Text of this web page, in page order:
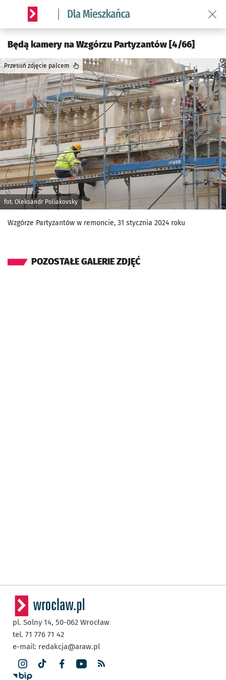
Serwis informacyjny wroclaw.pl podserwis: Dla mieszkańca
Będą kamery na Wzgórzu Partyzantów [4/66]
fot. Oleksandr Poliakovsky
Przesuń zdjęcie palcem
Wzgórze Partyzantów w remoncie, 31 stycznia 2024 roku
POZOSTAŁE GALERIE ZDJĘĆ
pl. Solny 14, 50-062 Wrocław
tel. 71 776 71 42
e-mail: redakcja@araw.pl